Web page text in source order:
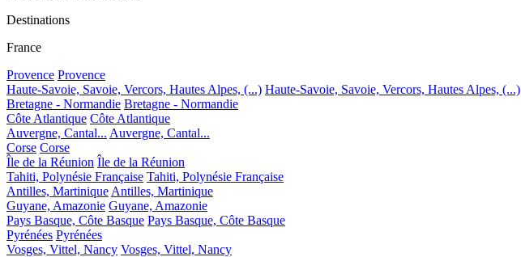
Destinations
France
Provence Provence
Haute-Savoie, Savoie, Vercors, Hautes Alpes, (...) Haute-Savoie, Savoie, Vercors, Hautes Alpes, (...)
Bretagne - Normandie Bretagne - Normandie
Côte Atlantique Côte Atlantique
Auvergne, Cantal... Auvergne, Cantal...
Corse Corse
Île de la Réunion Île de la Réunion
Tahiti, Polynésie Française Tahiti, Polynésie Française
Antilles, Martinique Antilles, Martinique
Guyane, Amazonie Guyane, Amazonie
Pays Basque, Côte Basque Pays Basque, Côte Basque
Pyrénées Pyrénées
Vosges, Vittel, Nancy Vosges, Vittel, Nancy